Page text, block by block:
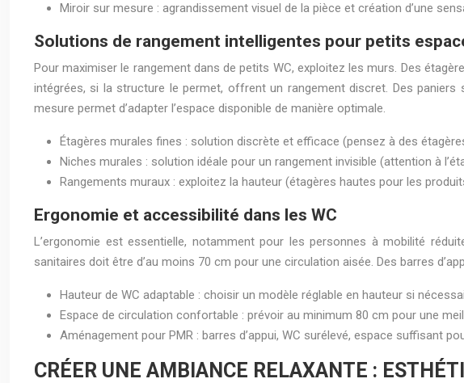
Miroir sur mesure : agrandissement visuel de la pièce et création d’une
Solutions de rangement intelligentes pour petits
Pour maximiser le rangement dans de petits WC, exploitez les murs. Des
intégrées, si la structure le permet, offrent un rangement discret. Des
mesure permet d’adapter l’espace disponible de manière optimale.
Étagères murales fines : solution discrète et efficace (pensez à des
Niches murales : solution idéale pour un rangement invisible (attention à
Rangements muraux : exploitez la hauteur (étagères hautes pour les
Ergonomie et accessibilité dans les WC
L’ergonomie est essentielle, notamment pour les personnes à mobilité
sanitaires doit être d’au moins 70 cm pour une circulation aisée. Des barres
Hauteur de WC adaptable : choisir un modèle réglable en hauteur si
Espace de circulation confortable : prévoir au minimum 80 cm pour une
Aménagement pour PMR : barres d’appui, WC surélevé, espace suffisant
CRÉER UNE AMBIANCE RELAXANTE :